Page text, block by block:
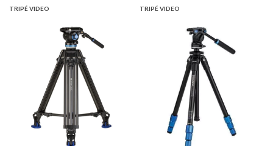
TRIPÉ VIDEO TRIPÉ VIDEO